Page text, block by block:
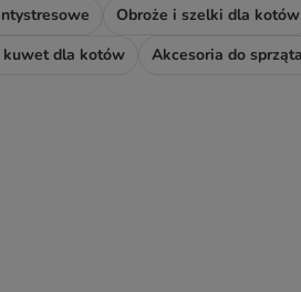
Obroże i szelki dla kotów
kuwet dla kotów